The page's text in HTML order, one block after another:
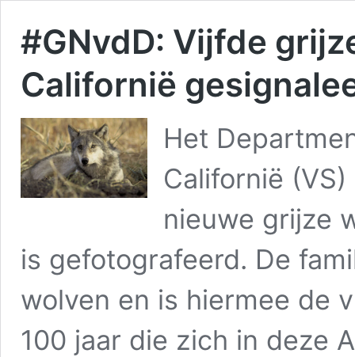
#GNvdD: Vijfde
Californië
Het
Californië
nieuwe grijze
is gefotografeerd. De
wolven en is hiermee de
100 jaar die zich in deze